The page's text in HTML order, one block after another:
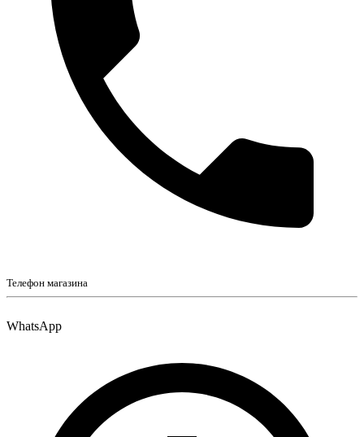
Телефон магазина
WhatsApp